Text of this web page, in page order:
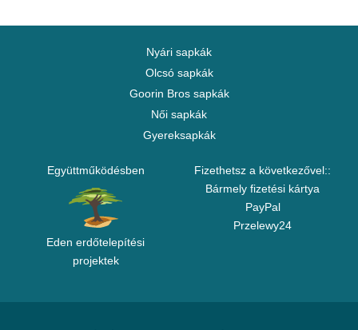
Nyári sapkák
Olcsó sapkák
Goorin Bros sapkák
Női sapkák
Gyereksapkák
Együttműködésben
Eden erdőtelepítési
projektek
Fizethetsz a következővel::
Bármely fizetési kártya
PayPal
Przelewy24